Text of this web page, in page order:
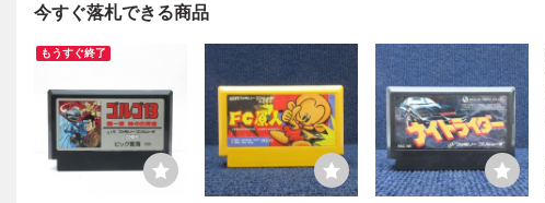
今すぐ落札できる商品
もうすぐ終了